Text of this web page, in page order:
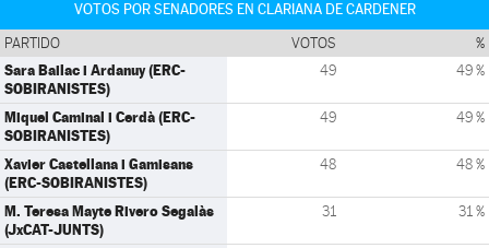
VOTOS POR SENADORES EN CLARIANA DE CARDENER
PARTIDO VOTOS %
Sara Bailac i Ardanuy (ERC-
SOBIRANISTES)
49 49 %
Miquel Caminal i Cerdà (ERC-
SOBIRANISTES)
49 49 %
Xavier Castellana i Gamisans
(ERC-SOBIRANISTES)
48 48 %
M. Teresa Mayte Rivero Segalàs
(JxCAT-JUNTS)
31 31 %